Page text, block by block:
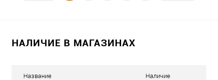
НАЛИЧИЕ В МАГАЗИНАХ
Название Наличие